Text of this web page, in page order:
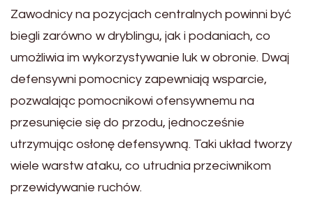
Zawodnicy na pozycjach centralnych powinni być
biegli zarówno w dryblingu, jak i podaniach, co
umożliwia im wykorzystywanie luk w obronie. Dwaj
defensywni pomocnicy zapewniają wsparcie,
pozwalając pomocnikowi ofensywnemu na
przesunięcie się do przodu, jednocześnie
utrzymując osłonę defensywną. Taki układ tworzy
wiele warstw ataku, co utrudnia przeciwnikom
przewidywanie ruchów.